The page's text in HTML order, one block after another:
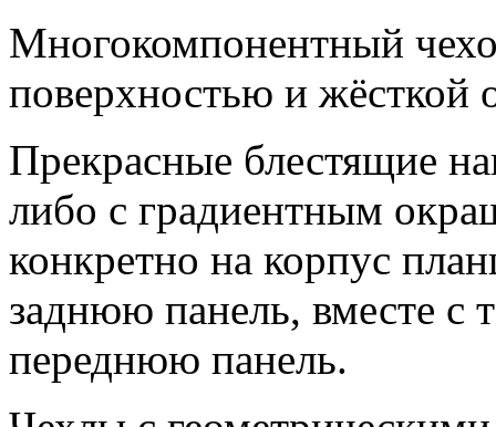
Многокомпонентный
поверхностью и жёсткой
Прекрасные блестящие
либо с градиентным
конкретно на корпус
заднюю панель, вместе с
переднюю панель.